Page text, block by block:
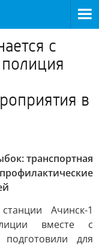
с
в
транспортная
Ачинск-1
вместе с
для